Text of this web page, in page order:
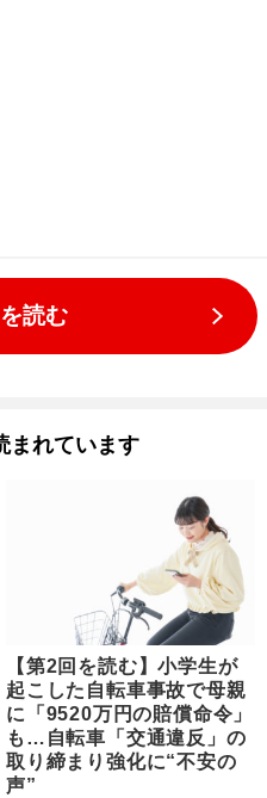
読む
まれています
【第2回を読む】小学生が
起こした自転車事故で母親
に「9520万円の賠償命令」
も…自転車「交通違反」の
取り締まり強化に“不安の
声”